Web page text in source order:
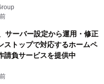
サーバー設定から運用・修正
ストップで対応するホームペ
請負サービスを提供中